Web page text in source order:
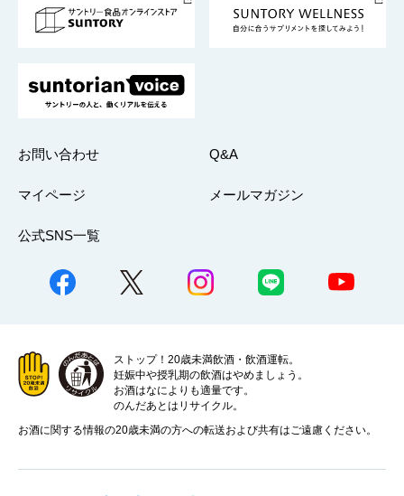
採用情報
お問い合わせ Q&A
マイページ メールマガジン
公式SNS一覧
ストップ！20歳未満飲酒・飲酒運転。
妊娠中や授乳期の飲酒はやめましょう。
お酒はなによりも適量です。
のんだあとはリサイクル。
お酒に関する情報の20歳未満の方への転送および共有はご遠慮ください。